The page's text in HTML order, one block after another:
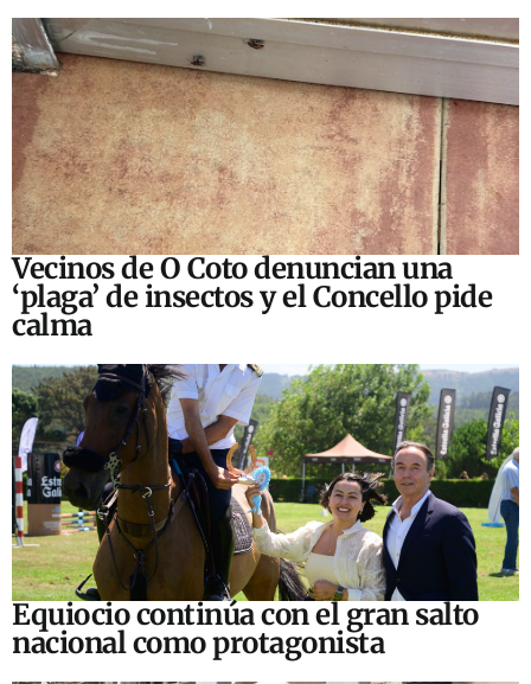
Vecinos de O Coto denuncian una
‘plaga’ de insectos y el Concello pide
calma
Equiocio continúa con el gran salto
nacional como protagonista